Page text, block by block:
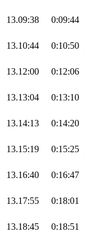
13.09:38 0:09:44
13.10:44 0:10:50
13.12:00 0:12:06
13.13:04 0:13:10
13.14:13 0:14:20
13.15:19 0:15:25
13.16:40 0:16:47
13.17:55 0:18:01
13.18:45 0:18:51